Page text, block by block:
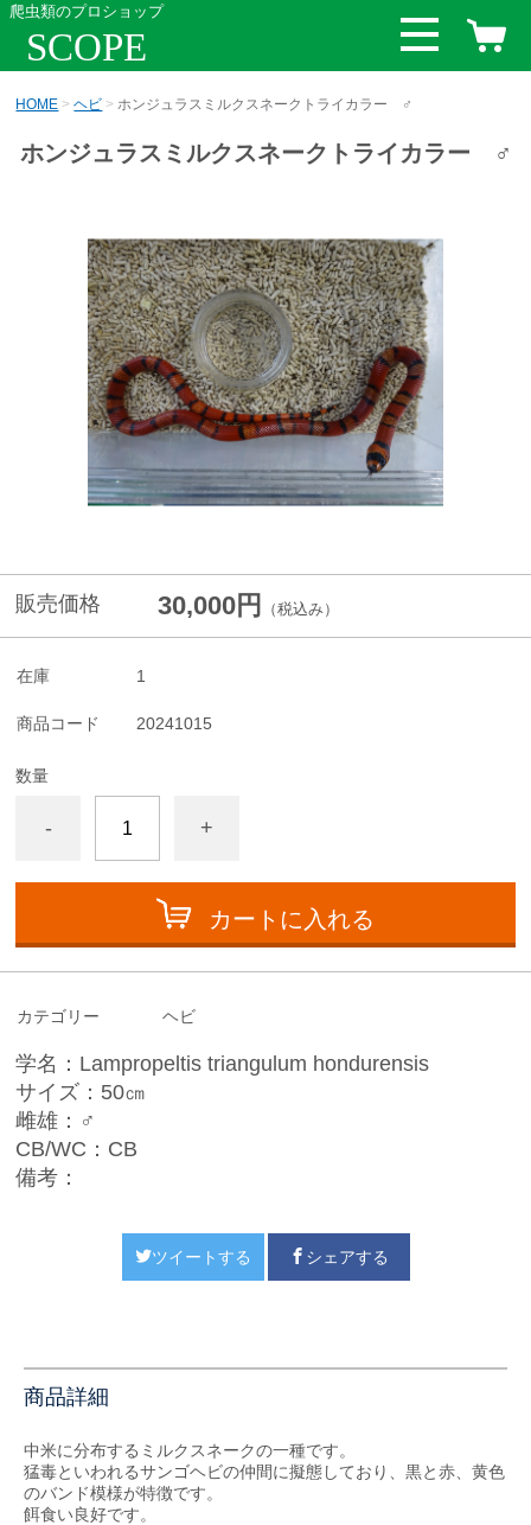
爬虫類のプロショップ
SCOPE
HOME ヘビ ホンジュラスミルクスネークトライカラー ♂
ホンジュラスミルクスネークトライカラー ♂
販売価格 30,000円 （税込み）
在庫 1
商品コード 20241015
数量
- +
カートに入れる
カテゴリー ヘビ
学名：Lampropeltis triangulum hondurensis
サイズ：50㎝
雌雄：♂
CB/WC：CB
備考：
ツイートする シェアする
商品詳細
中米に分布するミルクスネークの一種です。
猛毒といわれるサンゴヘビの仲間に擬態しており、黒と赤、黄色
のバンド模様が特徴です。
餌食い良好です。